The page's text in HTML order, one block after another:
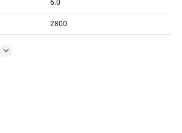
6.0
2800